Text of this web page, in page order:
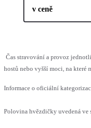
v ceně
Čas stravování a provoz
hostů nebo vyšší moci, na které
Informace o oficiální
Polovina hvězdičky uvedená